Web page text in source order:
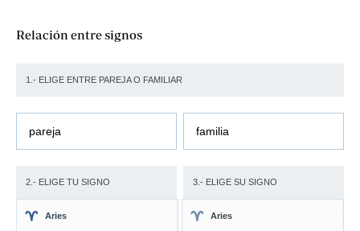
Relación entre signos
1.- ELIGE ENTRE PAREJA O FAMILIAR
pareja familia
2.- ELIGE TU SIGNO 3.- ELIGE SU SIGNO
Aries Aries